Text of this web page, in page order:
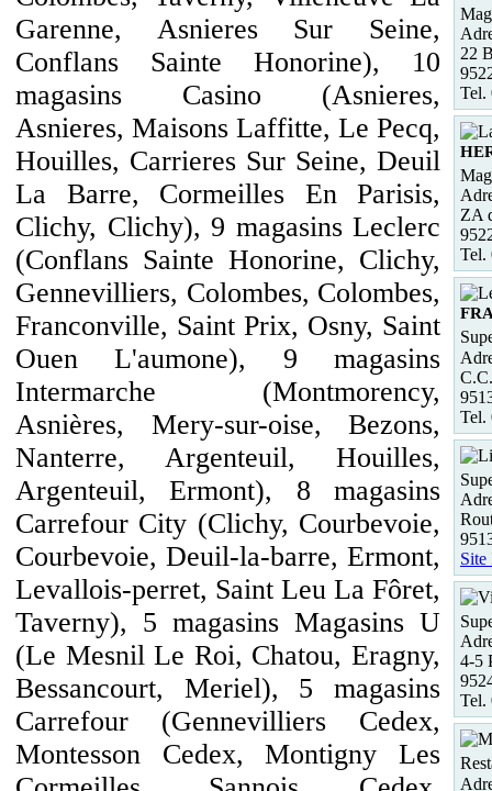
Garenne, Asnieres Sur Seine,
Conflans Sainte Honorine), 10
magasins Casino (Asnieres,
Asnieres, Maisons Laffitte, Le Pecq,
Houilles, Carrieres Sur Seine, Deuil
La Barre, Cormeilles En Parisis,
Clichy, Clichy), 9 magasins Leclerc
(Conflans Sainte Honorine, Clichy,
Gennevilliers, Colombes, Colombes,
Franconville, Saint Prix, Osny, Saint
Ouen L'aumone), 9 magasins
Intermarche (Montmorency,
Asnières, Mery-sur-oise, Bezons,
Nanterre, Argenteuil, Houilles,
Argenteuil, Ermont), 8 magasins
Carrefour City (Clichy, Courbevoie,
Courbevoie, Deuil-la-barre, Ermont,
Levallois-perret, Saint Leu La Fôret,
Taverny), 5 magasins Magasins U
(Le Mesnil Le Roi, Chatou, Eragny,
Bessancourt, Meriel), 5 magasins
Carrefour (Gennevilliers Cedex,
Montesson Cedex, Montigny Les
22
Tel.
ZA
Tel.
Tel.
Site
4-5
Tel.